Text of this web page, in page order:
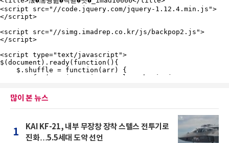
많이 본 뉴스
1
KAI KF-21, 내부 무장창 장착 스텔스 전투기로
진화…5.5세대 도약 선언